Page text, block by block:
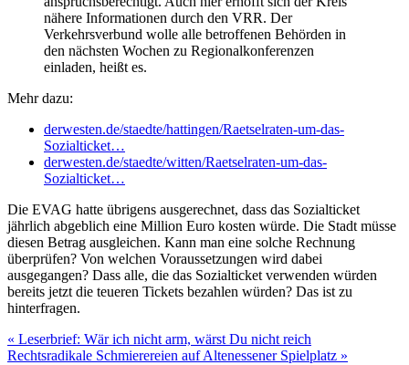
nähere Informationen durch den VRR. Der
Verkehrsverbund wolle alle betroffenen Behörden in
den nächsten Wochen zu Regionalkonferenzen
einladen, heißt es.
Mehr dazu:
derwesten.de/staedte/hattingen/Raetselraten-um-das-
Sozialticket…
derwesten.de/staedte/witten/Raetselraten-um-das-
Sozialticket…
Die EVAG hatte übrigens ausgerechnet, dass das Sozialticket
jährlich abgeblich eine Million Euro kosten würde. Die Stadt müsse
diesen Betrag ausgleichen. Kann man eine solche Rechnung
überprüfen? Von welchen Voraussetzungen wird dabei
ausgegangen? Dass alle, die das Sozialticket verwenden würden
bereits jetzt die teueren Tickets bezahlen würden? Das ist zu
hinterfragen.
Beitragsnavigation
« Leserbrief: Wär ich nicht arm, wärst Du nicht reich
Rechtsradikale Schmierereien auf Altenessener Spielplatz »